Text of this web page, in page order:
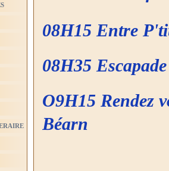
08H15Entre
08H35
O9H15 Rendez
Béarn